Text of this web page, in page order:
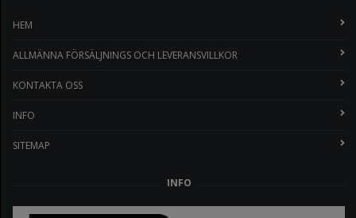
HEM
ALLMÄNNA FÖRSÄLJNINGS OCH LEVERANSVILLKOR
KONTAKTA OSS
INFO
SITEMAP
INFO